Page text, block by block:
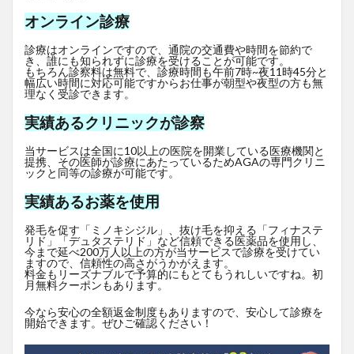
オンライン診療
診療はオンラインですので、通院の交通費や時間を節約で
き、誰にも知られずに診療を受けることが可能です。
もちろん診察料は無料で、診療時間も午前7時~夜11時45分と
幅広い時間に対応可能ですからお仕事が朝型や夜型の方も無
理なく受診できます。
実績あるクリニックが診察
当サービスは全国に10以上の医院を開業している医療機関と
提携、その医師が診療にあたっているためAGAの専門クリニ
ックと同等の診療が可能です。
実績あるお薬を使用
発毛を促す「ミノキシジル」、抜け毛を抑える「フィナステ
リド」「デュタステリド」など信頼できる医薬品を使用し、
今まで延べ200万人以上の方が当サービスで診療を受けてい
ますので、信頼性の高さがうかがえます。
料金もリーズナブルで予算的にもとてもうれしいですね。初
月無料クーポンもあります。
今なら安心の全額返金制度もありますので、安心して診療を
開始できます。ぜひご確認ください！